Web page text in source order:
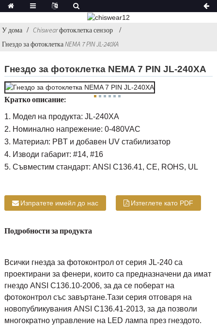
У дома
Chiswear фотоклетка сензор
Гнездо за фотоклетка NEMA 7 PIN JL-240XA
Гнездо за фотоклетка NEMA 7 PIN JL-240XA
Кратко описание:
1. Модел на продукта: JL-240XA
2. Номинално напрежение: 0-480VAC
3. Материал: PBT и добавен UV стабилизатор
4. Изводи габарит: #14, #16
5. Съвместим стандарт: ANSI C136.41, CE, ROHS, UL
Изпратете имейл до нас Изтеглете като PDF
Подробности за продукта
Всички гнезда за фотоконтрол от серия JL-240 са
проектирани за фенери, които са предназначени да имат
гнездо ANSI C136.10-2006, за да се поберат на
фотоконтрол със завъртане.Тази серия отговаря на
новопубликувания ANSI C136.41-2013, за да позволи
многократно управление на LED лампа през гнездото.